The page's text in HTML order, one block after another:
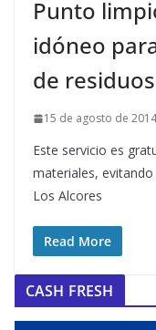
Punto
idóneo
de residuos
15 de agosto de 2014
Este servicio es
materiales,
Los Alcores
Read More
CASH FRESH